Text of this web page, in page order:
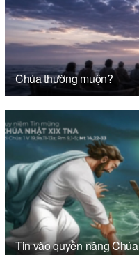
Chúa thường muộn?
Tin vào quyền năng Chúa